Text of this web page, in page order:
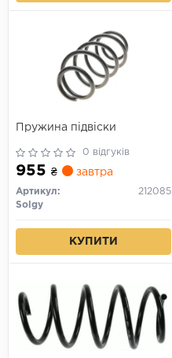
Пружина підвіски
0 відгуків
955 ₴ завтра
Артикул:
212085
Solgy
КУПИТИ